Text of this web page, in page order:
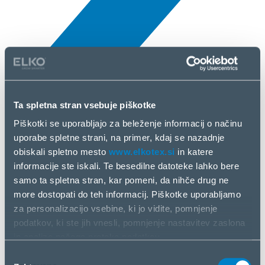
Ta spletna stran vsebuje piškotke
Piškotki se uporabljajo za beleženje informacij o načinu
uporabe spletne strani, na primer, kdaj se nazadnje
obiskali spletno mesto www.elkotex.si in katere
informacije ste iskali. Te besedilne datoteke lahko bere
samo ta spletna stran, kar pomeni, da nihče drug ne
more dostopati do teh informacij. Piškotke uporabljamo
za personalizacijo vsebine, ki jo vidite, pomnjenje
podatkov, ki ste jih vnesli, pomnjenje nastavitev zaslona
All news
Anker